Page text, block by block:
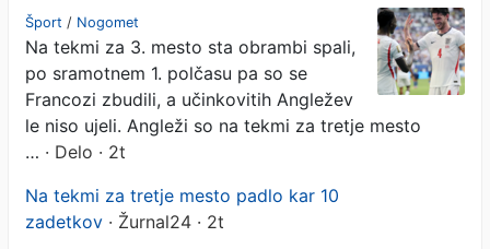
Šport / Nogomet
Na tekmi za 3. mesto sta obrambi spali,
po sramotnem 1. polčasu pa so se
Francozi zbudili, a učinkovitih Angležev
le niso ujeli. Angleži so na tekmi za tretje mesto
… · Delo · 2t
Na tekmi za tretje mesto padlo kar 10
zadetkov · Žurnal24 · 2t